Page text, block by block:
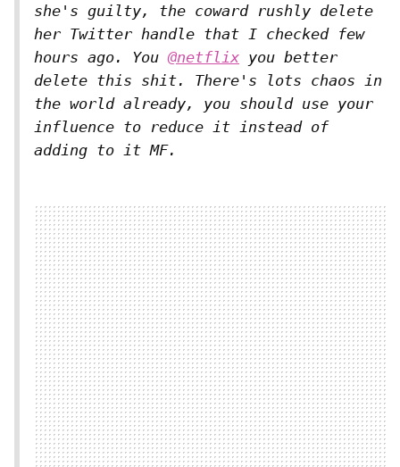
she's guilty, the coward rushly delete
her Twitter handle that I checked few
hours ago. You@netflix you better
delete this shit. There's lots chaos in
the world already, you should use your
influence to reduce it instead of
adding to it MF.